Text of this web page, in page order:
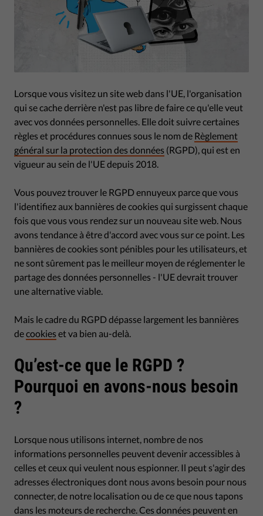
Lorsque vous visitez un site web dans l'UE, l'organisation
qui se cache derrière n'est pas libre de faire ce qu'elle veut
avec vos données personnelles. Elle doit suivre certaines
règles et procédures connues sous le nom de Règlement
général sur la protection des données (RGPD), qui est en
vigueur au sein de l'UE depuis 2018.
Vous pouvez trouver le RGPD ennuyeux parce que vous
l'identifiez aux bannières de cookies qui surgissent chaque
fois que vous vous rendez sur un nouveau site web. Nous
avons tendance à être d'accord avec vous sur ce point. Les
bannières de cookies sont pénibles pour les utilisateurs, et
ne sont sûrement pas le meilleur moyen de réglementer le
partage des données personnelles - l'UE devrait trouver
une alternative viable.
Mais le cadre du RGPD dépasse largement les bannières
decookies et va bien au-delà.
Qu’est-ce que le RGPD ?
Pourquoi en avons-nous besoin
?
Lorsque nous utilisons internet, nombre de nos
informations personnelles peuvent devenir accessibles à
celles et ceux qui veulent nous espionner. Il peut s'agir des
adresses électroniques dont nous avons besoin pour nous
connecter, de notre localisation ou de ce que nous tapons
dans les moteurs de recherche. Ces données peuvent en